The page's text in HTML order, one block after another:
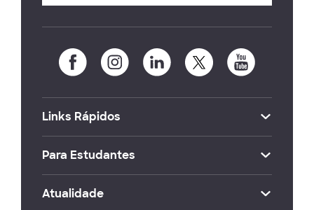
Links Rápidos
Para Estudantes
Atualidade